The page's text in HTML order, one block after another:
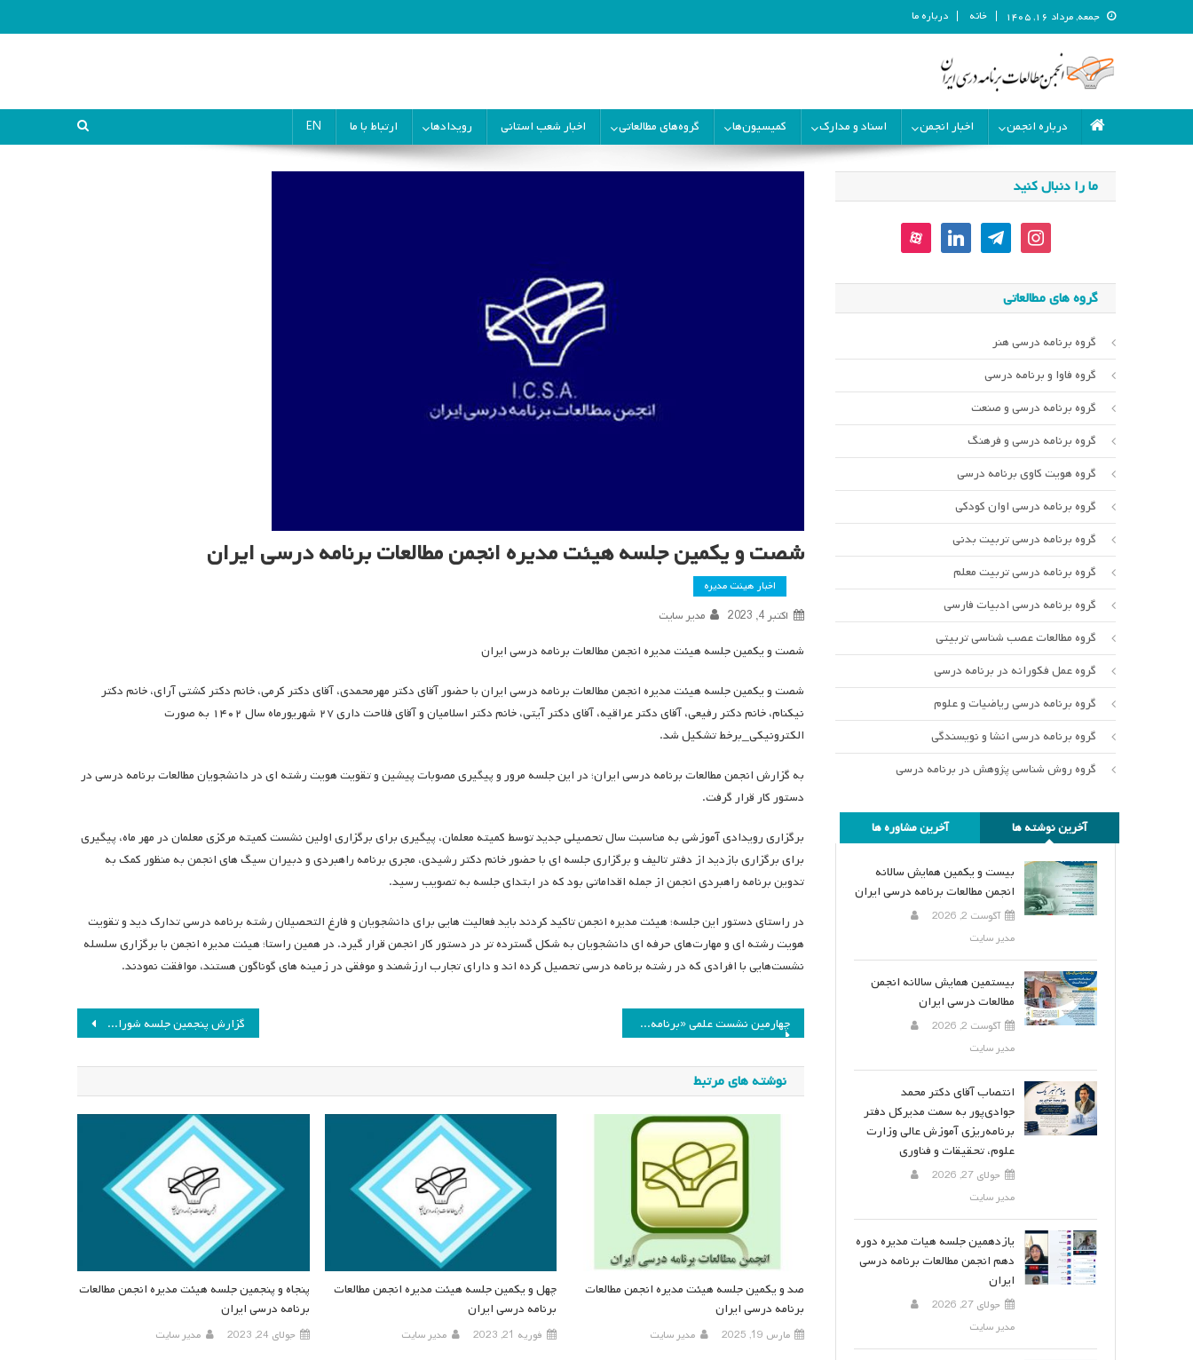
جمعه, مرداد ۱۶, ۱۴۰۵ خانه درباره ما
انجمن مطالعات برنامه درسی ایران
درباره انجمن
اخبار انجمن اسناد و مدارک کمیسیون‌ها گروه‌های مطالعاتی اخبار شعب استانی رویدادها ارتباط با ما EN
شصت و یکمین جلسه هیئت مدیره انجمن مطالعات برنامه درسی ایران
اخبار هیئت مدیره
اکتبر 4, 2023 مدیر سایت
شصت و یکمین جلسه هیئت مدیره انجمن مطالعات برنامه درسی ایران
شصت و یکمین جلسه هیئت مدیره انجمن مطالعات برنامه درسی ایران با حضور آقای دکتر مهرمحمدی، آقای دکتر کرمی، خانم دکتر کشتی آرای، خانم دکتر
نیکنام، خانم دکتر رفیعی، آقای دکتر عراقیه، آقای دکتر آیتی، خانم دکتر اسلامیان و آقای فلاحت داری ۲۷ شهریورماه سال ۱۴۰۲ به صورت
الکترونیکی_برخط تشکیل شد.
به گزارش انجمن مطالعات برنامه درسی ایران؛ در این جلسه مرور و پیگیری مصوبات پیشین و تقویت هویت رشته ای در دانشجویان مطالعات برنامه درسی در
دستور کار قرار گرفت.
برگزاری رویدادی آموزشی به مناسبت سال تحصیلی جدید توسط کمیته معلمان، پیگیری برای برگزاری اولین نشست کمیته مرکزی معلمان در مهر ماه، پیگیری
برای برگزاری بازدید از دفتر تالیف و برگزاری جلسه ای با حضور خانم دکتر رشیدی، مجری برنامه راهبردی و دبیران سیگ های انجمن به منظور کمک به
تدوین برنامه راهبردی انجمن از جمله اقداماتی بود که در ابتدای جلسه به تصویب رسید.
در راستای دستور این جلسه؛ هیئت مدیره انجمن تاکید کردند باید فعالیت هایی برای دانشجویان و فارغ التحصیلان رشته برنامه درسی تدارک دید و تقویت
هویت رشته­ ای و مهارت‌های حرفه­ ای دانشجویان به شکل گسترده ­تر در دستور کار انجمن قرار گیرد. در همین راستا؛ هیئت مدیره انجمن با برگزاری سلسله
نشست‌هایی با افرادی که در رشته برنامه درسی تحصیل کرده اند و دارای تجارب ارزشمند و موفقی در زمینه های گوناگون هستند، موافقت نمودند.
راهبری
نوشته
گزارش پنجمین جلسه شورای عالی برنامه‌ریزی راهبردی انجمن مطالعات برنامه درسی ایران چهارمین نشست علمی «برنامه‌های توسعه حرفه‌ای برای معلمان ریاضی ابتدایی و متوسطه»
نوشته های مرتبط
پنجاه و پنجمین جلسه هیئت مدیره انجمن مطالعات
برنامه درسی ایران
جولای 24, 2023 مدیر سایت
چهل و یکمین جلسه هیئت مدیره انجمن مطالعات
برنامه درسی ایران
فوریه 21, 2023 مدیر سایت
صد و یکمین جلسه هیئت مدیره انجمن مطالعات
برنامه درسی ایران
مارس 19, 2025 مدیر سایت
ما را دنبال کنید
instagram
telegram
linkedin
aparat
گروه های مطالعاتی
گروه برنامه درسی هنر
گروه فاوا و برنامه درسی
گروه برنامه درسی و صنعت
گروه برنامه درسی و فرهنگ
گروه هویت کاوی برنامه درسی
گروه برنامه درسی اوان کودکی
گروه برنامه درسی تربیت بدنی
گروه برنامه درسی تربیت معلم
گروه برنامه درسی ادبیات فارسی
گروه مطالعات عصب شناسی تربیتی
گروه عمل فکورانه در برنامه درسی
گروه برنامه درسی ریاضیات و علوم
گروه برنامه درسی انشا و نویسندگی
گروه روش شناسی پژوهش در برنامه درسی
آخرین نوشته ها آخرین مشاوره ها
بیست و یکمین همایش سالانه
انجمن مطالعات برنامه درسی ایران
آگوست 2, 2026
مدیر سایت
بیستمین همایش سالانه انجمن
مطالعات درسی ایران
آگوست 2, 2026
مدیر سایت
انتصاب آقای دکتر محمد
جوادی‌پور به سمت مدیرکل دفتر
برنامه‌ریزی آموزش عالی وزارت
علوم، تحقیقات و فناوری
جولای 27, 2026
مدیر سایت
یازدهمین جلسه هیات مدیره دوره
دهم انجمن مطالعات برنامه درسی
ایران
جولای 27, 2026
مدیر سایت